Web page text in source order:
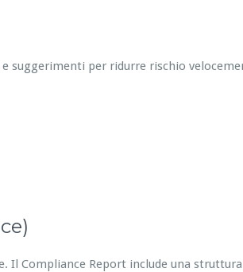
suggerimenti per ridurre rischio
Il Compliance Report include una